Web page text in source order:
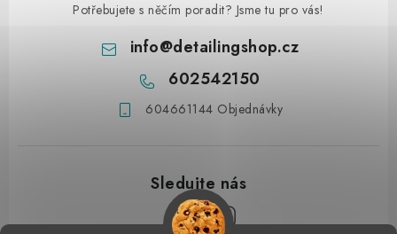
Potřebujete s něčím poradit? Jsme tu pro vás!
info@detailingshop.cz
602542150
604661144 Objednávky